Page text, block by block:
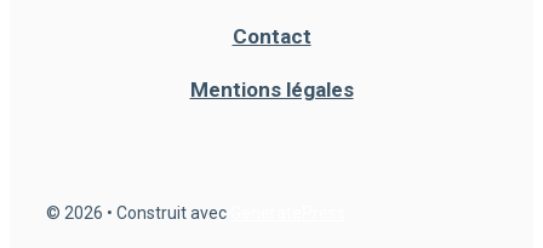
Contact
Mentions légales
© 2026 • Construit avec